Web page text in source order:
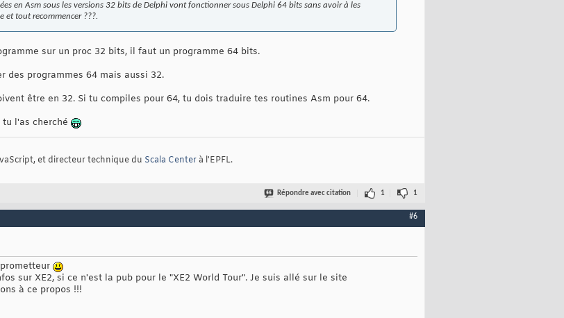
en Asm sous les versions 32 bits de Delphi vont fonctionner sous Delphi 64 bits sans avoir à les
tout recommencer ???.
sur un proc 32 bits, il faut un programme 64 bits.
des programmes 64 mais aussi 32.
être en 32. Si tu compiles pour 64, tu dois traduire tes routines Asm pour 64.
l'as cherché
et directeur technique du Scala Centerà l'EPFL.
Répondre avec citation 1 1
#6
sur XE2, si ce n'est la pub pour le "XE2 World Tour". Je suis allé sur le site
à ce propos !!!